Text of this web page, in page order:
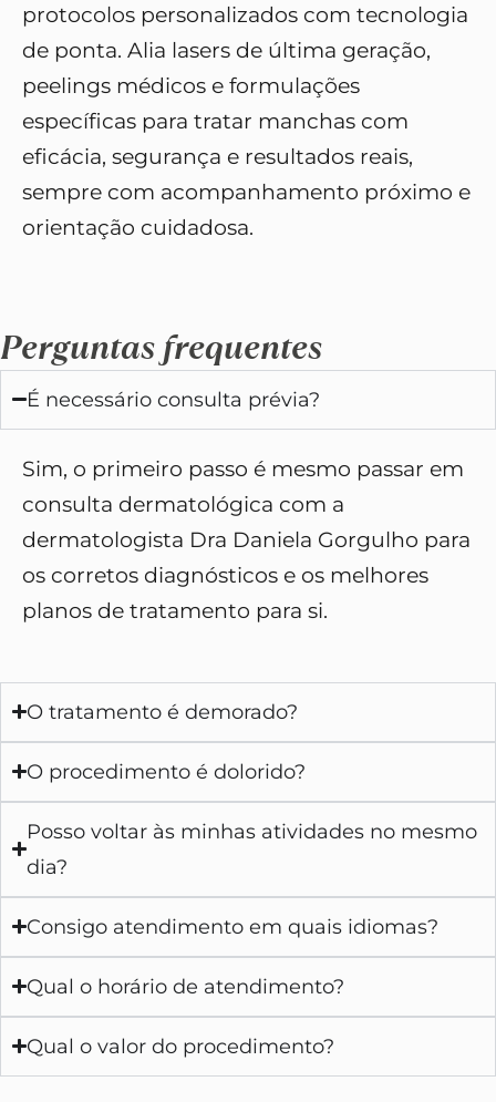
protocolos personalizados com tecnologia
de ponta. Alia lasers de última geração,
peelings médicos e formulações
específicas para tratar manchas com
eficácia, segurança e resultados reais,
sempre com acompanhamento próximo e
orientação cuidadosa.
Perguntas frequentes
É necessário consulta prévia?
Sim, o primeiro passo é mesmo passar em
consulta dermatológica com a
dermatologista Dra Daniela Gorgulho para
os corretos diagnósticos e os melhores
planos de tratamento para si.
O tratamento é demorado?
O procedimento é dolorido?
Posso voltar às minhas atividades no mesmo
dia?
Consigo atendimento em quais idiomas?
Qual o horário de atendimento?
Qual o valor do procedimento?